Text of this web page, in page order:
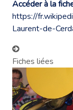
Accéder à la
https://
Laurent-de-
Fiches liées